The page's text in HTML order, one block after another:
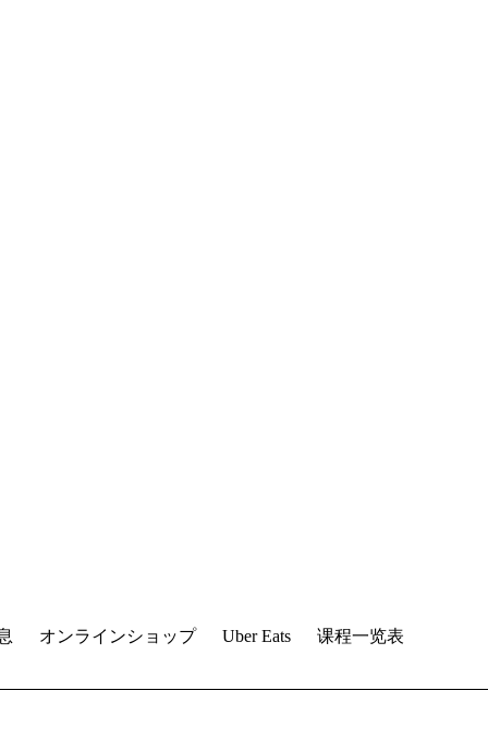
オンラインショップ Uber Eats 课程一览表